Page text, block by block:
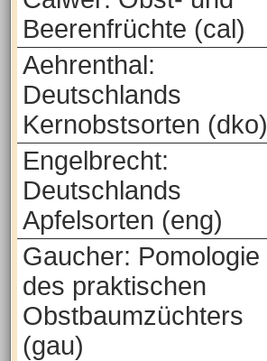
Beerenfrüchte (cal)
Aehrenthal:
Deutschlands
Kernobstsorten (dko)
Engelbrecht:
Deutschlands
Apfelsorten (eng)
Gaucher: Pomologie
des praktischen
Obstbaumzüchters
(gau)